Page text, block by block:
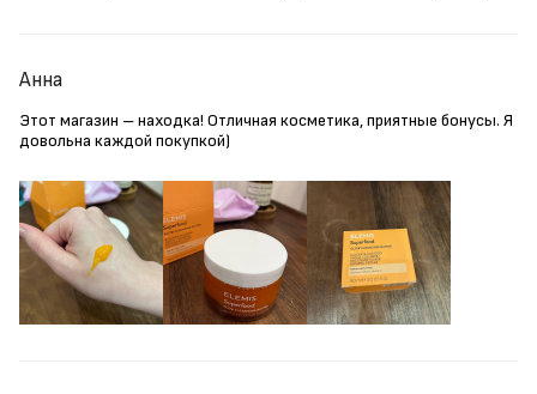
Анна
Этот магазин – находка! Отличная косметика, приятные бонусы. Я
довольна каждой покупкой)